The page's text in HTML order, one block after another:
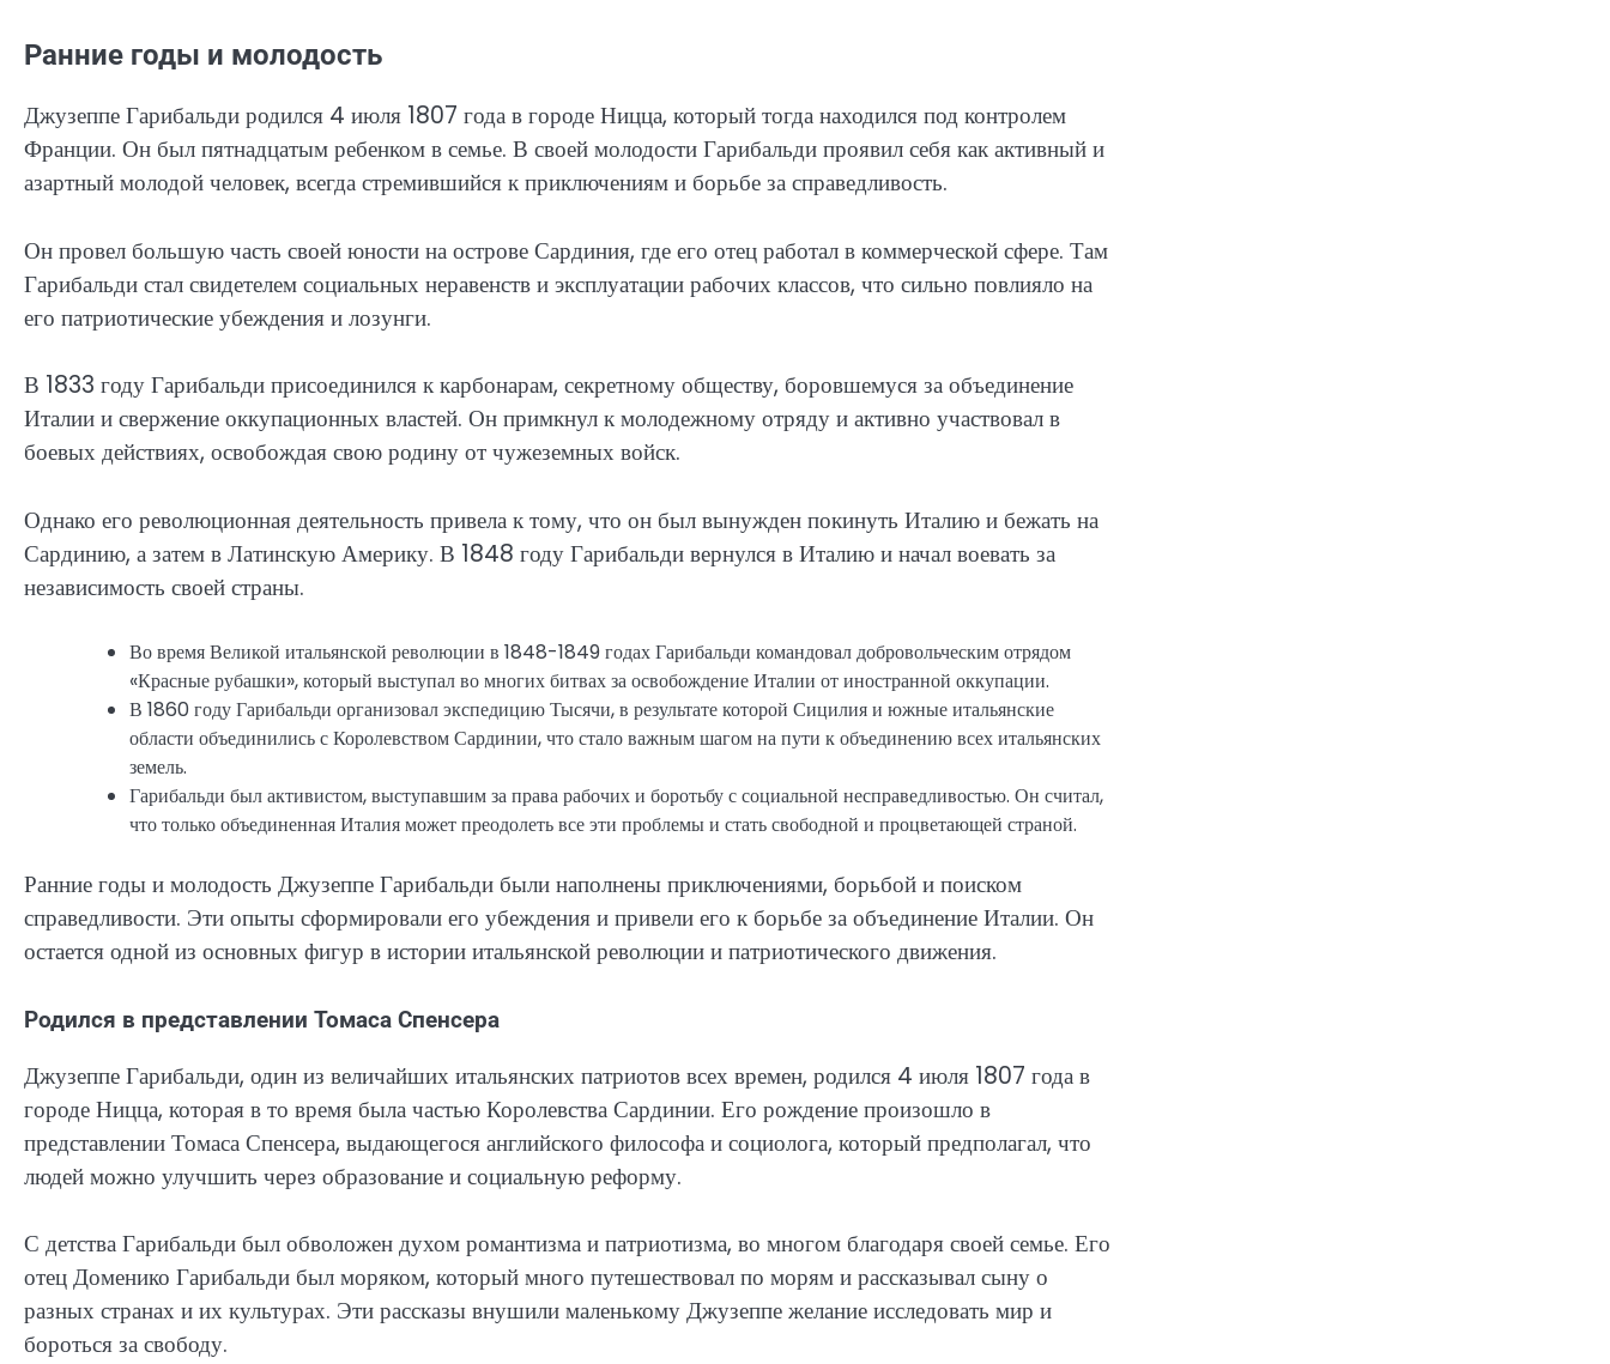
Ранние годы и молодость
Джузеппе Гарибальди родился 4 июля 1807 года в городе Ницца, который тогда находился под контролем
Франции. Он был пятнадцатым ребенком в семье. В своей молодости Гарибальди проявил себя как активный и
азартный молодой человек, всегда стремившийся к приключениям и борьбе за справедливость.
Он провел большую часть своей юности на острове Сардиния, где его отец работал в коммерческой сфере. Там
Гарибальди стал свидетелем социальных неравенств и эксплуатации рабочих классов, что сильно повлияло на
его патриотические убеждения и лозунги.
В 1833 году Гарибальди присоединился к карбонарам, секретному обществу, боровшемуся за объединение
Италии и свержение оккупационных властей. Он примкнул к молодежному отряду и активно участвовал в
боевых действиях, освобождая свою родину от чужеземных войск.
Однако его революционная деятельность привела к тому, что он был вынужден покинуть Италию и бежать на
Сардинию, а затем в Латинскую Америку. В 1848 году Гарибальди вернулся в Италию и начал воевать за
независимость своей страны.
Во время Великой итальянской революции в 1848-1849 годах Гарибальди командовал добровольческим отрядом
«Красные рубашки», который выступал во многих битвах за освобождение Италии от иностранной оккупации.
В 1860 году Гарибальди организовал экспедицию Тысячи, в результате которой Сицилия и южные итальянские
области объединились с Королевством Сардинии, что стало важным шагом на пути к объединению всех итальянских
земель.
Гарибальди был активистом, выступавшим за права рабочих и боротьбу с социальной несправедливостью. Он считал,
что только объединенная Италия может преодолеть все эти проблемы и стать свободной и процветающей страной.
Ранние годы и молодость Джузеппе Гарибальди были наполнены приключениями, борьбой и поиском
справедливости. Эти опыты сформировали его убеждения и привели его к борьбе за объединение Италии. Он
остается одной из основных фигур в истории итальянской революции и патриотического движения.
Родился в представлении Томаса Спенсера
Джузеппе Гарибальди, один из величайших итальянских патриотов всех времен, родился 4 июля 1807 года в
городе Ницца, которая в то время была частью Королевства Сардинии. Его рождение произошло в
представлении Томаса Спенсера, выдающегося английского философа и социолога, который предполагал, что
людей можно улучшить через образование и социальную реформу.
С детства Гарибальди был обволожен духом романтизма и патриотизма, во многом благодаря своей семье. Его
отец Доменико Гарибальди был моряком, который много путешествовал по морям и рассказывал сыну о
разных странах и их культурах. Эти рассказы внушили маленькому Джузеппе желание исследовать мир и
бороться за свободу.